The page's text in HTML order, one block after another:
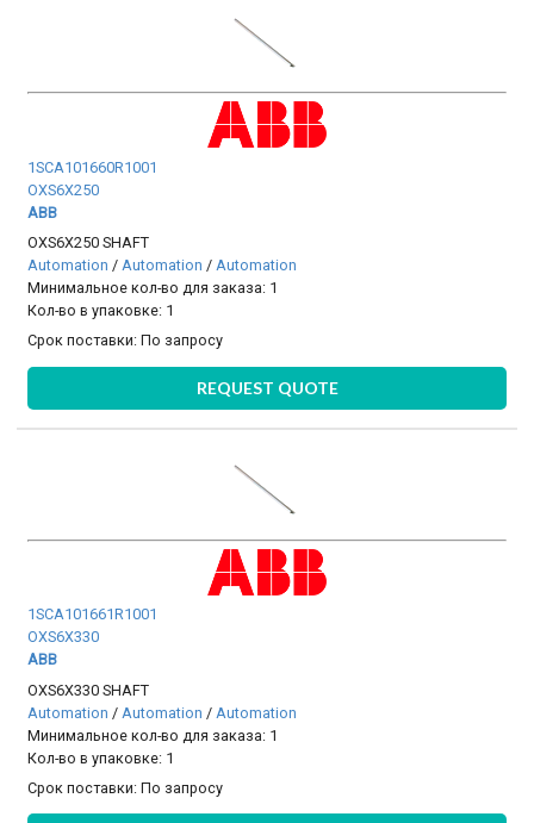
1SCA101660R1001
OXS6X250
ABB
OXS6X250 SHAFT
Automation /Automation /Automation
Минимальное кол-во для заказа: 1
Кол-во в упаковке: 1
Срок поставки:По запросу
REQUEST QUOTE
1SCA101661R1001
OXS6X330
ABB
OXS6X330 SHAFT
Automation / Automation / Automation
Минимальное кол-во для заказа: 1
Кол-во в упаковке: 1
Срок поставки:По запросу